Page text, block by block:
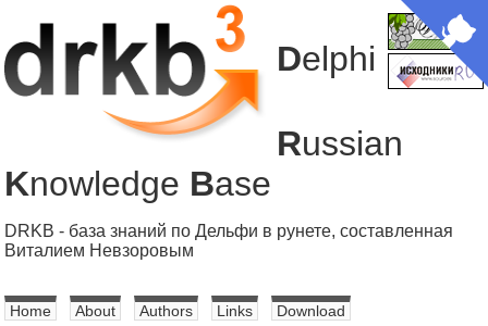
Delphi
Russian
Knowledge Base
DRKB - база знаний по Дельфи в рунете, составленная
Виталием Невзоровым
Home About Authors Links Download